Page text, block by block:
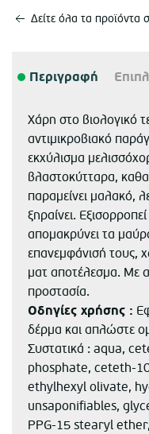
Δείτε όλα τα προϊόντα
Περιγραφή
Χάρη στο βιολογικό
αντιμικροβιακό
εκχύλισμα
βλαστοκύτταρα,
παραμείνει μαλακό,
ξηραίνει.
απομακρύνει τα
επανεμφάνισή τους,
ματ αποτέλεσμα. Με
προστασία.
Οδηγίες χρήσης :
δέρμα και απλώστε
Συστατικά : aqua,
phosphate, ceteth-
ethylhexyl olivate,
unsaponifiables,
PPG-15 stearyl